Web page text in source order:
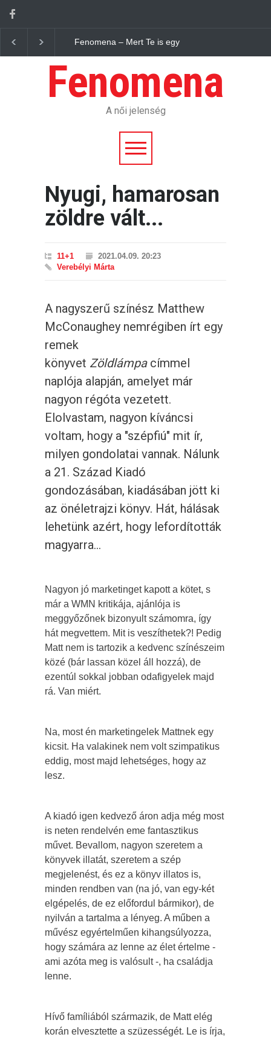
Fenomena – Mert Te is egy jelenség vagy.
Fenomena
A női jelenség
Nyugi, hamarosan
zöldre vált...
11+1
2021.04.09. 20:23
Verebélyi Márta
A nagyszerű színész Matthew
McConaughey nemrégiben írt egy
remek
könyvet Zöldlámpacímmel
naplója alapján, amelyet már
nagyon régóta vezetett.
Elolvastam, nagyon kíváncsi
voltam, hogy a "szépfiú" mit ír,
milyen gondolatai vannak. Nálunk
a 21. Század Kiadó
gondozásában, kiadásában jött ki
az önéletrajzi könyv. Hát, hálásak
lehetünk azért, hogy lefordították
magyarra...
Nagyon jó marketinget kapott a kötet, s
már a WMN kritikája, ajánlója is
meggyőzőnek bizonyult számomra, így
hát megvettem. Mit is veszíthetek?! Pedig
Matt nem is tartozik a kedvenc színészeim
közé (bár lassan közel áll hozzá), de
ezentúl sokkal jobban odafigyelek majd
rá. Van miért.
Na, most én marketingelek Mattnek egy
kicsit. Ha valakinek nem volt szimpatikus
eddig, most majd lehetséges, hogy az
lesz.
A kiadó igen kedvező áron adja még most
is neten rendelvén eme fantasztikus
művet. Bevallom, nagyon szeretem a
könyvek illatát, szeretem a szép
megjelenést, és ez a könyv illatos is,
minden rendben van (na jó, van egy-két
elgépelés, de ez előfordul bármikor), de
nyilván a tartalma a lényeg. A műben a
művész egyértelműen kihangsúlyozza,
hogy számára az lenne az élet értelme -
ami azóta meg is valósult -, ha családja
lenne.
Hívő famíliából származik, de Matt elég
korán elvesztette a szüzességét. Le is írja,